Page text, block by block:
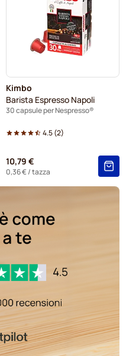
per Nespresso®
per Nespresso®
Kimbo
Barista Espresso Napoli
30 capsule per Nespresso®
4.5(2)
10,79 €
0,36 €/ tazza